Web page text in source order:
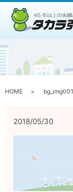
HOME bg_img001
2018/05/30